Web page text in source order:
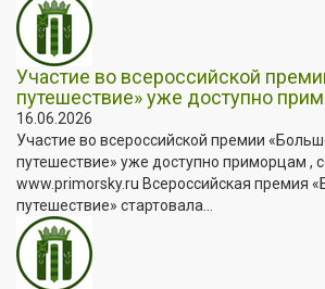
Участие во всероссийской
путешествие» уже доступно
16.06.2026
Участие во всероссийской премии
путешествие» уже доступно приморцам ,
www.primorsky.ru Всероссийская премия
путешествие» стартовала...